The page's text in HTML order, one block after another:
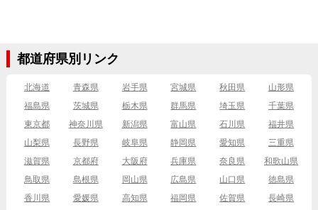
都道府県別リンク
北海道 青森県 岩手県 宮城県 秋田県
山形県
福島県
茨城県 栃木県 群馬県 埼玉県
千葉県
東京都
神奈川県 新潟県 富山県 石川県
福井県
山梨県
長野県 岐阜県 静岡県 愛知県
三重県
滋賀県
京都府 大阪府 兵庫県 奈良県
和歌山県
鳥取県
島根県 岡山県 広島県 山口県
徳島県
香川県
愛媛県 高知県 福岡県 佐賀県
長崎県